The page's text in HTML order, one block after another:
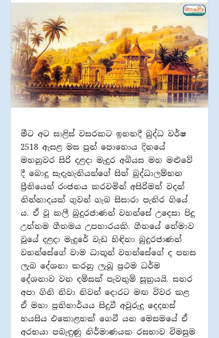
මීට අට සාළිස් වසරකට ඉහතදී බුද්ධ වර්ෂ
2518 ඇසළ මස පුන් පොහොය දිනයේ
මහනුවර සිරි දළදා මැදුර අබියස මහ මළුවේ
දී බොදු සැදැහැතියන්ගේ සිත් බුද්ධාලම්භන
ප්‍රීතියෙන් රංජනය කරවමින් අසිරිමත් වදන්
නින්නාදයක් ගුවන් ගැබ සිසාරා පැතිර ගියේ
ය. ඒ වූ කලී බුදුරජාණන් වහන්සේ උදෙසා පිදූ
උත්තම ගීතමය උපහාරයකි. ගීතයේ තේමාව
වූයේ දළදා මැදුරේ වැඩ හිඳිනා බුදුරජාණන්
වහන්සේගේ වාම ධාතූන් වහන්සේගේ ද පහස
ලැබ දේශනා කරනු ලැබූ ප්‍රථම ධර්ම
දේශනාව වන දම්සක් පැවතුම් සූත්‍රයයි. සතර
අපා ගිනි නිවා නිවන් දොරට මඟ විවර කළ
ඒ මහා ප්‍රතිහාර්යය සිදුවී අවුරුදු දෙදහස්
හයසිය එකොළහක් ගෙවී යන මෙසමයේ ඒ
අරභයා පබැඳුණු නිර්මාණයක රසභාව විමසුම